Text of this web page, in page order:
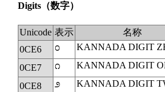
Digits （数字）
Unicode 表示
名称
0CE6
೦ KANNADA DIGIT
0CE7 ೧ KANNADA DIGIT
0CE8 ೨ KANNADA DIGIT